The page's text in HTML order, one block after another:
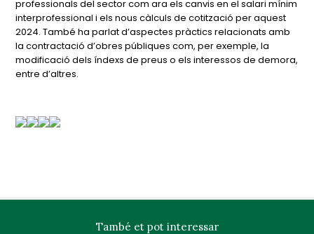
professionals del sector com ara els canvis en el salari mínim
interprofessional i els nous càlculs de cotització per aquest
2024. També ha parlat d’aspectes pràctics relacionats amb
la contractació d’obres públiques com, per exemple, la
modificació dels índexs de preus o els interessos de demora,
entre d’altres.
També et pot interessar